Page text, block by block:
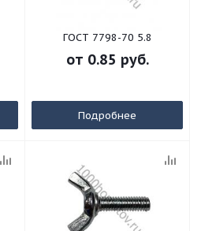
ГОСТ 7798-70 5.8
от 0.85 руб.
Подробнее